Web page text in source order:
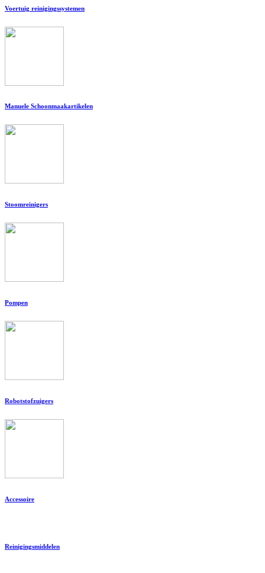
Voertuig reinigingssystemen
Manuele Schoonmaakartikelen
Stoomreinigers
Pompen
Robotstofzuigers
Accessoire
Reinigingsmiddelen